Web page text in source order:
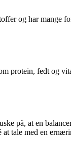
og har mange
protein, fedt og
på, at en
tale med en